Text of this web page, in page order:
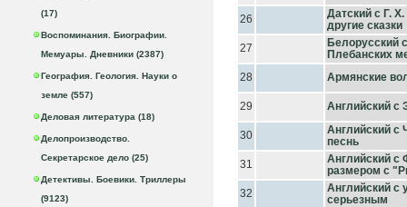
(17)
Воспоминания. Биографии.
Мемуары. Дневники (2387)
География. Геология. Науки о
земле (557)
Деловая литература (18)
Делопроизводство.
Секретарское дело (25)
Детективы. Боевики. Триллеры
(9123)
26
Датский с Г.
другие сказки
27
Белорусский
Плебанских
28
Армянские
29 Английский с
30
Английский с
песнь
31
Английский
размером c
32
Английский с
серьезным